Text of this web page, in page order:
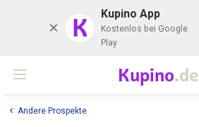
K Kupino App
Kostenlos bei Google
Play
Kupino.de
Andere Prospekte